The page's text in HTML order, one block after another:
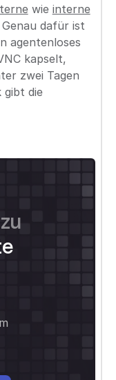
wie interne
dafür ist
agentenloses
kapselt,
zwei Tagen
gibt die